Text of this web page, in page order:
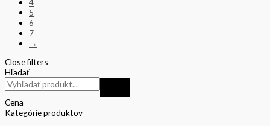
5
6
7
→
Close filters
Hľadať
Cena
Kategórie produktov